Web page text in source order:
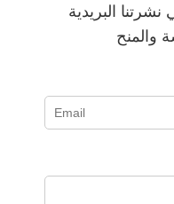
البريدية
والمنح